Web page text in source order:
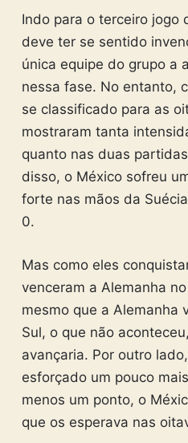
Indo para o terceiro jogo
deve ter se sentido
única equipe do grupo a
nessa fase. No entanto,
se classificado para as
mostraram tanta
quanto nas duas
disso, o México sofreu
forte nas mãos da
0.
Mas como eles
venceram a Alemanha
mesmo que a Alemanha
Sul, o que não
avançaria. Por outro
esforçado um pouco
menos um ponto, o
que os esperava nas